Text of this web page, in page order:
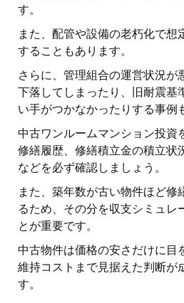
す。
また、配管や設備の老朽化で想
することもあります。
さらに、管理組合の運営状況が
下落してしまったり、旧耐震基
い手がつかなかったりする事例
中古ワンルームマンション投資
修繕履歴、修繕積立金の積立状
などを必ず確認しましょう。
また、築年数が古い物件ほど修
るため、その分を収支シミュレ
とが重要です。
中古物件は価格の安さだけに目
維持コストまで見据えた判断が
す。